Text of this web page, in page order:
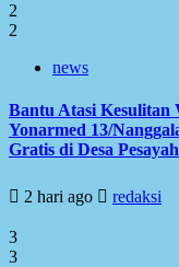
2
2
news
Bantu Atasi Kesulitan
Yonarmed 13/
Gratis di Desa Pesayah
2 hari ago redaksi
3
3